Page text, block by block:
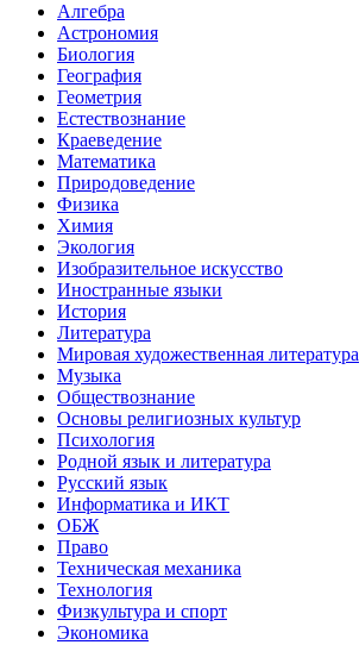
Алгебра
Астрономия
Биология
География
Геометрия
Естествознание
Краеведение
Математика
Природоведение
Физика
Химия
Экология
Изобразительное искусство
Иностранные языки
История
Литература
Мировая художественная литература
Музыка
Обществознание
Основы религиозных культур
Психология
Родной язык и литература
Русский язык
Информатика и ИКТ
ОБЖ
Право
Техническая механика
Технология
Физкультура и спорт
Экономика